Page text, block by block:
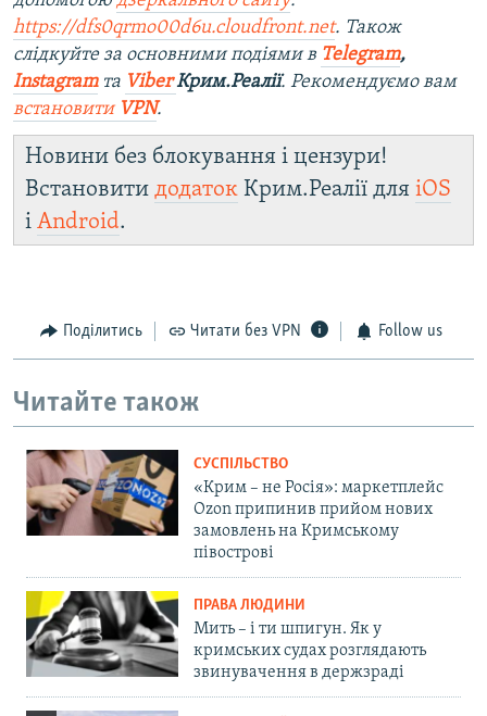
https://dfs0qrmo00d6u.cloudfront.net. Також
слідкуйте за основними подіями в Telegram,
Instagramта ViberКрим.Реалії. Рекомендуємо вам
встановити VPN.
Новини без блокування і цензури!
Встановити додаток Крим.Реалії для iOS
і Android.
Поділитись Читати без VPN Follow us
Читайте також
СУСПІЛЬСТВО
«Крим – не Росія»: маркетплейс
Ozon припинив прийом нових
замовлень на Кримському
півострові
ПРАВА ЛЮДИНИ
Мить – і ти шпигун. Як у
кримських судах розглядають
звинувачення в держзраді